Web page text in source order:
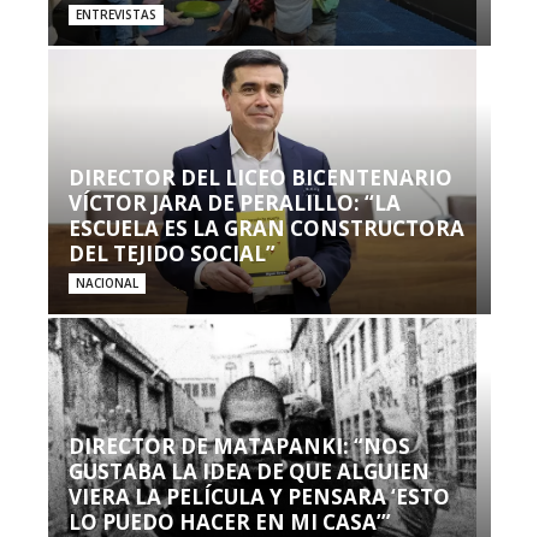
ENTREVISTAS
DIRECTOR DEL LICEO BICENTENARIO
VÍCTOR JARA DE PERALILLO: “LA
ESCUELA ES LA GRAN CONSTRUCTORA
DEL TEJIDO SOCIAL”
NACIONAL
DIRECTOR DE MATAPANKI: “NOS
GUSTABA LA IDEA DE QUE ALGUIEN
VIERA LA PELÍCULA Y PENSARA ‘ESTO
LO PUEDO HACER EN MI CASA’”